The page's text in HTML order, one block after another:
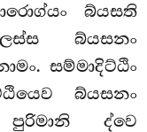
බ්යසති
බ්යසනං
සම්මාදිට්ඨිං
බ්යසනං
ද්වෙ